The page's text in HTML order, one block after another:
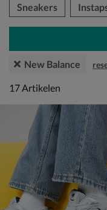
over
Sneakers
New Balance
17 artikelen
17Artikelen